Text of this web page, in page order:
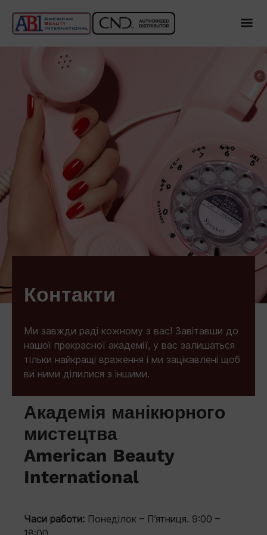
Контакти
Ми завжди раді кожному з вас! Завітавши до
нашої прекрасної академії, у вас залишаться
тільки найкращі враження і ми зацікавлені щоб
ви ними ділилися з іншими.
Академія манікюрного
мистецтва
American Beauty
International
Часи работи: Понеділок – П’ятниця. 9:00 –